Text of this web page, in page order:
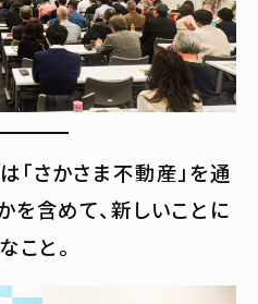
「さかさま不動産」を通
を含めて、新しいことに
こと。